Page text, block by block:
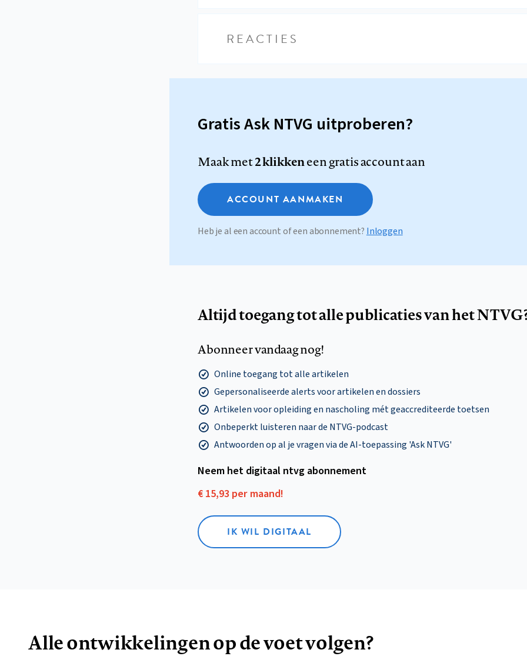
REACTIES
Gratis Ask NTVG uitproberen?
Maak met2 klikkeneen gratis account aan
ACCOUNT AANMAKEN
Heb je al een account of een abonnement? Inloggen
Altijd toegang tot alle publicaties van het
Abonneer vandaag nog!
Online toegang tot alle artikelen
Gepersonaliseerde alerts voor artikelen en dossiers
Artikelen voor opleiding en nascholing mét geaccrediteerde toetsen
Onbeperkt luisteren naar de NTVG-podcast
Antwoorden op al je vragen via de AI-toepassing 'Ask NTVG'
Neem het digitaal ntvg abonnement
€ 15,93 per maand!
IK WIL DIGITAAL
Alle ontwikkelingen op de voet volgen?